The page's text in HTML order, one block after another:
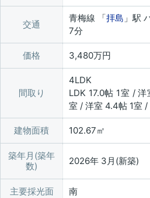
交通
青梅線 「拝島 」駅
7分
価格 3,480万円
間取り
4LDK
LDK 17.0帖 1室 /
室 / 洋室 4.4帖 1室 /
建物面積 102.67㎡
築年月(築年
数)
2026年 3月(新築)
主要採光面 南